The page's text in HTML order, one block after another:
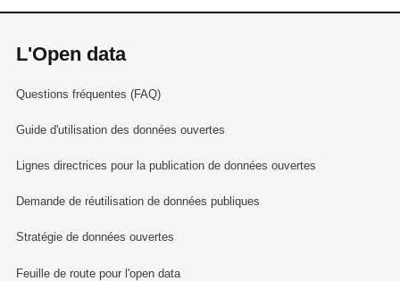
L'Open data
Questions fréquentes (FAQ)
Guide d'utilisation des données ouvertes
Lignes directrices pour la publication de données ouvertes
Demande de réutilisation de données publiques
Stratégie de données ouvertes
Feuille de route pour l'open data